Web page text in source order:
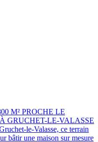
M² PROCHE LE
GRUCHET-LE-VALASSE
le-Valasse, ce terrain
bâtir une maison sur mesure